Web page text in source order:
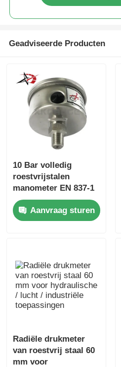
Geadviseerde Producten
10 Bar volledig
roestvrijstalen
manometer EN 837-1
manometer
verwarmingssysteem
aan de achterkant
Aanvraag sturen
Radiële drukmeter
van roestvrij staal 60
mm voor